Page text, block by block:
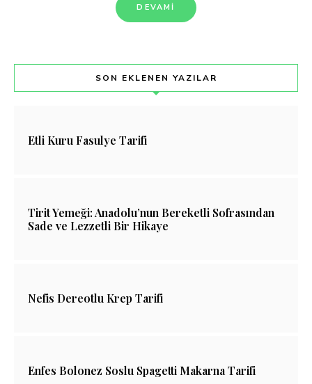
DEVAMI
SON EKLENEN YAZILAR
Etli Kuru Fasulye Tarifi
Tirit Yemeği: Anadolu’nun Bereketli Sofrasından
Sade ve Lezzetli Bir Hikaye
Nefis Dereotlu Krep Tarifi
Enfes Bolonez Soslu Spagetti Makarna Tarifi